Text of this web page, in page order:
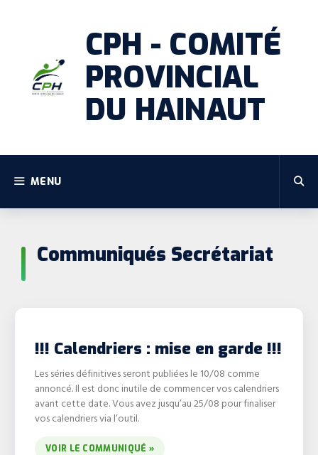
CPH - COMITÉ
PROVINCIAL
DU HAINAUT
MENU
Communiqués Secrétariat
!!! Calendriers : mise en garde !!!
Les séries définitives seront publiées le 10/08 comme
annoncé. Il est donc inutile de commencer vos calendriers
avant cette date. Vous avez jusqu’au 25/08 pour finaliser
vos calendriers via l’outil.
VOIR LE COMMUNIQUÉ »